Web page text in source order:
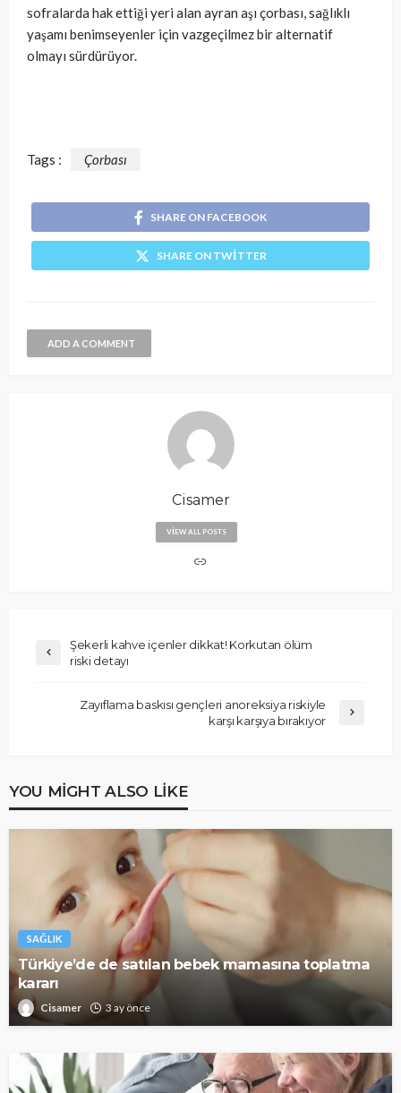
sofralarda hak ettiği yeri alan ayran aşı çorbası, sağlıklı
yaşamı benimseyenler için vazgeçilmez bir alternatif
olmayı sürdürüyor.
Tags : Çorbası
SHARE ON FACEBOOK
SHARE ON TWITTER
ADD A COMMENT
Cisamer
VIEW ALL POSTS
Şekerli kahve içenler dikkat! Korkutan ölüm
riski detayı
Zayıflama baskısı gençleri anoreksiya riskiyle
karşı karşıya bırakıyor
YOU MIGHT ALSO LIKE
SAĞLIK
Türkiye’de de satılan bebek mamasına toplatma
kararı
Cisamer 3 ay önce